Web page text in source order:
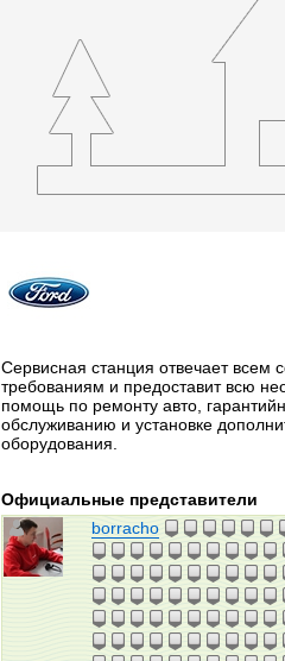
Сервисная станция отвечает всем
требованиям и предоставит всю
помощь по ремонту авто,
обслуживанию и установке
оборудования.
Официальные представители
borracho